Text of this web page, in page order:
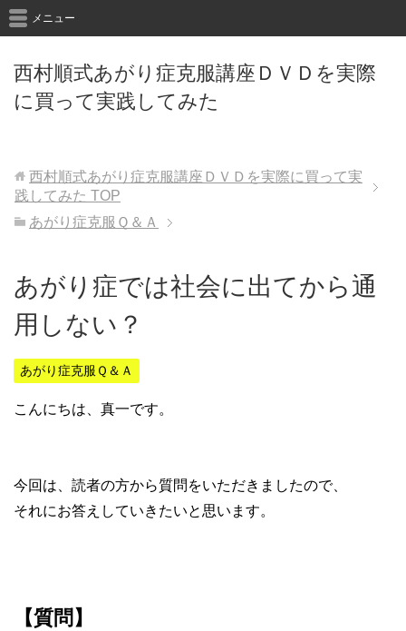
西村順式あがり症克服講座ＤＶＤを実際
に買って実践してみた
メニュー
西村順式あがり症克服講座ＤＶＤを実際に買って実
践してみた TOP
あがり症克服Ｑ＆Ａ
あがり症では社会に出てから通
用しない？
あがり症克服Ｑ＆Ａ
こんにちは、真一です。
今回は、読者の方から質問をいただきましたので、
それにお答えしていきたいと思います。
【質問】